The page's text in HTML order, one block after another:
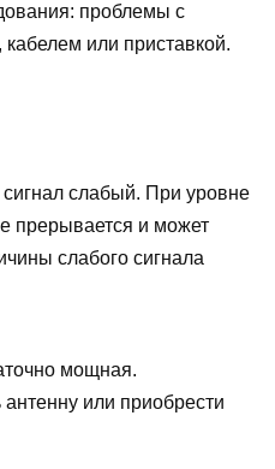
проблемы с
или приставкой.
сигнал слабый. При уровне
прерывается и может
слабого сигнала
мощная.
или приобрести